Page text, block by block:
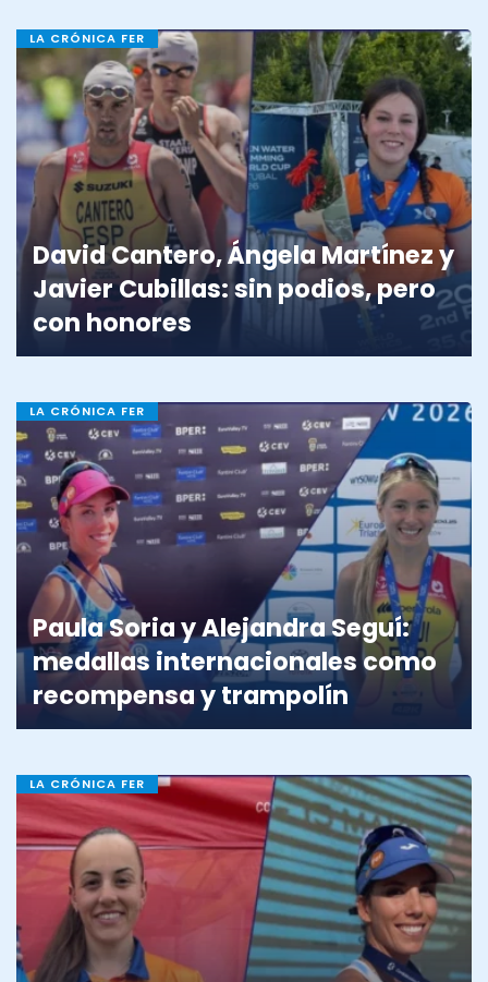
LA CRÓNICA FER
David Cantero, Ángela Martínez y
Javier Cubillas: sin podios, pero
con honores
LA CRÓNICA FER
Paula Soria y Alejandra Seguí:
medallas internacionales como
recompensa y trampolín
LA CRÓNICA FER